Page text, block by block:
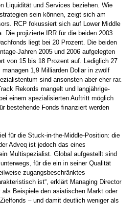
­Liquidität und Services beziehen. Wie
sein können, zeigt sich am
RCP fokussiert sich auf Lower Middle
Die projizierte IRR für die beiden 2003
liegt bei 20 Prozent. Die beiden
Jahren 2005 und 2006 aufgelegten
von 15 bis 18 Prozent auf. Lediglich 27
1,9 Milliarden Dollar in zwölf
sind ansonsten aber eher rar.
Rekords mangelt und langjährige­
einem spezialisierten Auftritt möglich
bestehende Fonds finanziert werden
für die Stuck-in-the-Middle-Position: die
Adveq ist jedoch das eines
Multispezialist. Global aufgestellt sind
für die ein in seiner Qualität
zugangsbeschränktes
ist“, erklärt Managing Director
als ­Beispiele den asiatischen Markt oder
– und damit deutlich weniger als